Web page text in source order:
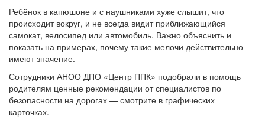
Ребёнок в капюшоне и с наушниками хуже слышит, что
происходит вокруг, и не всегда видит приближающийся
самокат, велосипед или автомобиль. Важно объяснить и
показать на примерах, почему такие мелочи действительно
имеют значение.
Сотрудники АНОО ДПО «Центр ППК» подобрали в помощь
родителям ценные рекомендации от специалистов по
безопасности на дорогах — смотрите в графических
карточках.